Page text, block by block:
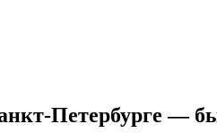
Петербурге —